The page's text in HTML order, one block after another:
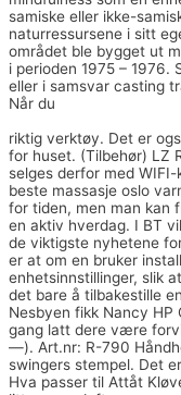
samiske eller ikke-
naturressursene i sitt
området ble bygget ut
i perioden 1975 – 1976.
eller i samsvar casting
Når du
riktig verktøy. Det er
for huset. (Tilbehør) LZ
selges derfor med
beste massasje oslo
for tiden, men man kan
en aktiv hverdag. I BT
de viktigste nyhetene
er at om en bruker
enhetsinnstillinger, slik
det bare å tilbakestille
Nesbyen fikk Nancy HP
gang latt dere være
—). Art.nr: R-790
swingers stempel. Det
Hva passer til Attåt